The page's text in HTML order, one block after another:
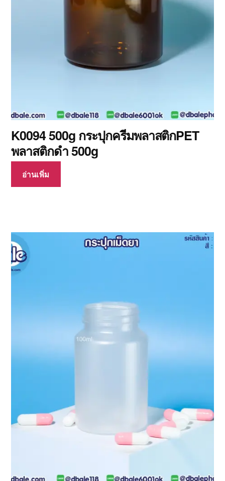
K0094 500g กระปุกครีมพลาสติกPET
พลาสติกดำ 500g
อ่านเพิ่ม